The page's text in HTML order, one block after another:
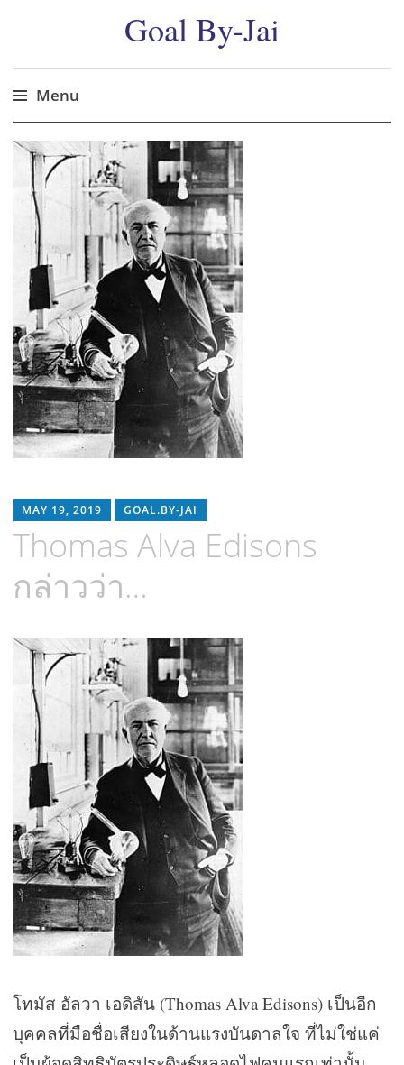
Goal By-Jai
Menu
Skip
content
MAY 19, 2019 GOAL.BY-JAI
Thomas Alva Edisons
กล่าวว่า…
โทมัส อัลวา เอดิสัน (Thomas Alva Edisons) เป็นอีก
บุคคลที่มือชื่อเสียงในด้านแรงบันดาลใจ ที่ไม่ใช่แค่